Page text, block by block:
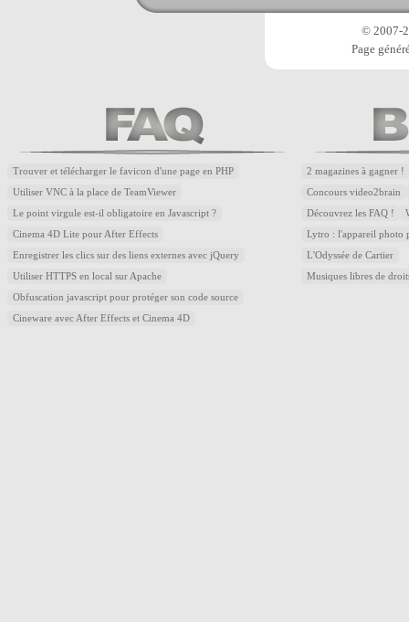
© 2007-
Page
Trouver et télécharger le favicon d'une page en PHP
Utiliser VNC à la place de TeamViewer
Le point virgule est-il obligatoire en Javascript ?
Cinema 4D Lite pour After Effects
Enregistrer les clics sur des liens externes avec jQuery
Utiliser HTTPS en local sur Apache
Obfuscation javascript pour protéger son code source
Cineware avec After Effects et Cinema 4D
2 magazines à gagner !
Concours video2brain
Découvrez les FAQ !
Lytro : l'appareil photo
L'Odyssée de Cartier
Musiques libres de